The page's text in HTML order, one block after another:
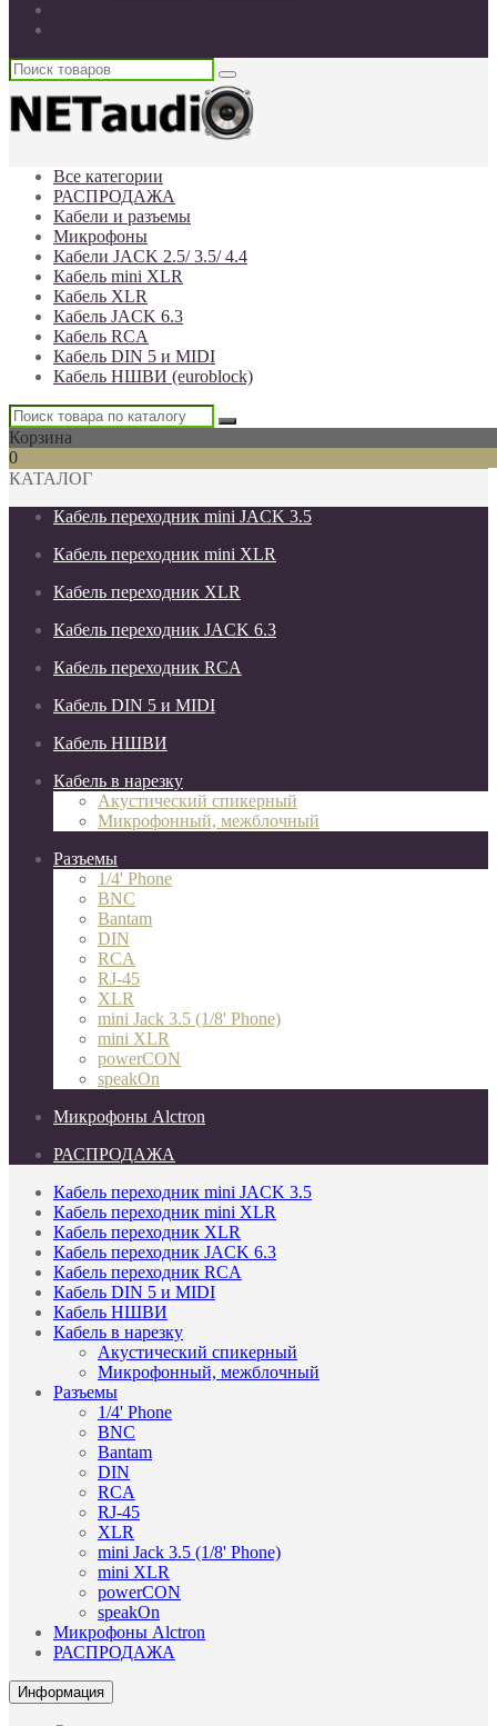
Все категории
РАСПРОДАЖА
Кабели и разъемы
Микрофоны
Кабели JACK 2.5/ 3.5/ 4.4
Кабель mini XLR
Кабель XLR
Кабель JACK 6.3
Кабель RCA
Кабель DIN 5 и MIDI
Кабель НШВИ (euroblock)
Корзина
0
КАТАЛОГ
Кабель переходник mini JACK 3.5
Кабель переходник mini XLR
Кабель переходник XLR
Кабель переходник JACK 6.3
Кабель переходник RCA
Кабель DIN 5 и MIDI
Кабель НШВИ
Кабель в нарезку
Акустический спикерный
Микрофонный, межблочный
Разъемы
1/4' Phone
BNC
Bantam
DIN
RCA
RJ-45
XLR
mini Jack 3.5 (1/8' Phone)
mini XLR
powerCON
speakOn
Микрофоны Alctron
РАСПРОДАЖА
Кабель переходник mini JACK 3.5
Кабель переходник mini XLR
Кабель переходник XLR
Кабель переходник JACK 6.3
Кабель переходник RCA
Кабель DIN 5 и MIDI
Кабель НШВИ
Кабель в нарезку
Акустический спикерный
Микрофонный, межблочный
Разъемы
1/4' Phone
BNC
Bantam
DIN
RCA
RJ-45
XLR
mini Jack 3.5 (1/8' Phone)
mini XLR
powerCON
speakOn
Микрофоны Alctron
РАСПРОДАЖА
Информация